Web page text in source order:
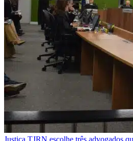
Justiça TJRN escolhe três advogados